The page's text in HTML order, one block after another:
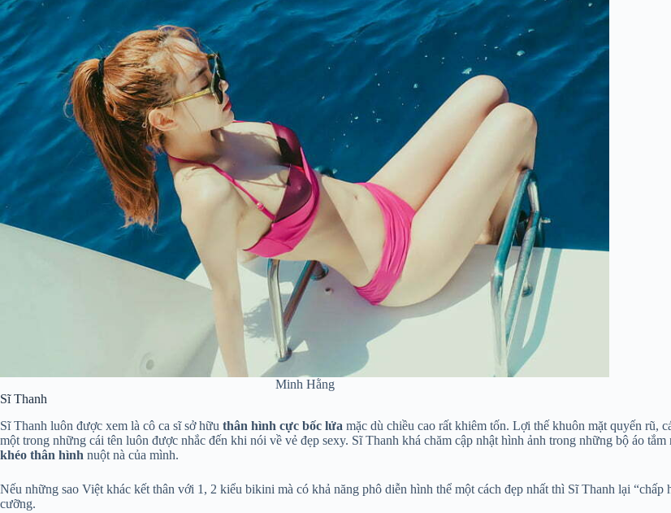
Minh Hằng
Sĩ Thanh
Sĩ Thanh luôn được xem là cô ca sĩ sở hữu thân hình cực bốc lửa mặc dù chiều cao rất khiêm tốn. Lợi thế khuôn mặt quyến rũ,
một trong những cái tên luôn được nhắc đến khi nói về vẻ đẹp sexy. Sĩ Thanh khá chăm cập nhật hình ảnh trong những bộ áo
khéo thân hình nuột nà của mình.
Nếu những sao Việt khác kết thân với 1, 2 kiểu bikini mà có khả năng phô diễn hình thể một cách đẹp nhất thì Sĩ Thanh lại
cưỡng.